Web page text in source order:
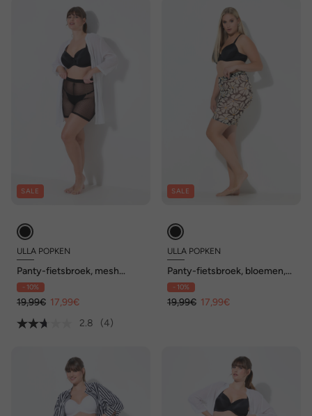
SALE
ULLA POPKEN
Panty-fietsbroek, mesh
stippen, mesh
- 10%
19,99€ 17,99€
2.8
(4)
SALE
ULLA POPKEN
Panty-fietsbroek, bloemen,
dijbeenbescherming
- 10%
19,99€ 17,99€